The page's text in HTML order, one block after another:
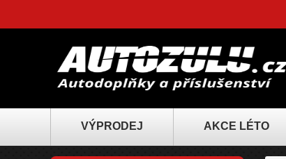
VÝPRODEJ AKCE LÉTO